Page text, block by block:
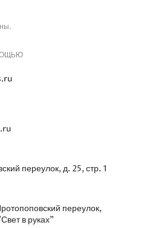
переулок, д. 25, стр. 1
переулок,
в руках"